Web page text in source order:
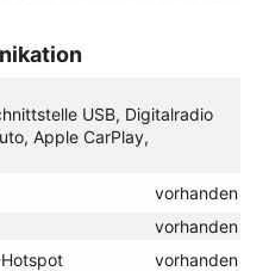
USB, Digitalradio
Apple CarPlay,
vorhanden
vorhanden
vorhanden